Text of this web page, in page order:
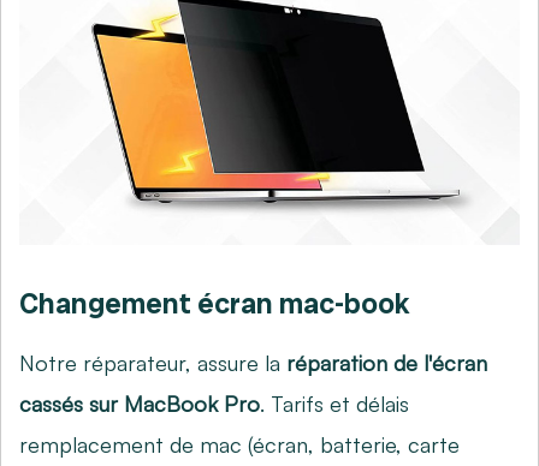
Changement écran mac-book
Notre réparateur, assure la réparation de l'écran
cassés sur MacBook Pro. Tarifs et délais
remplacement de mac (écran, batterie, carte